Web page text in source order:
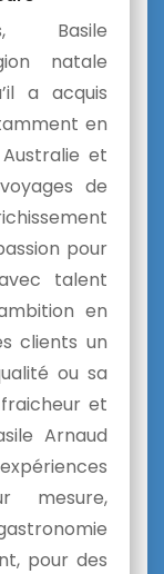
Basile
natale
a acquis
en
et
de
pour
talent
en
clients un
ou sa
et
Arnaud
mesure,
pour des